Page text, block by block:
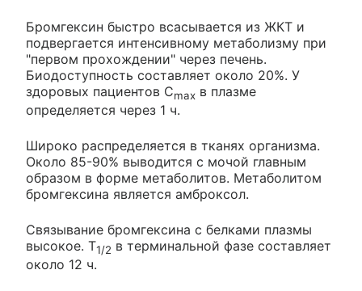
Бромгексин быстро всасывается из ЖКТ и
подвергается интенсивному метаболизму при
"первом прохождении" через печень.
Биодоступность составляет около 20%. У
здоровых пациентов Cmax в плазме
определяется через 1 ч.
Широко распределяется в тканях организма.
Около 85-90% выводится с мочой главным
образом в форме метаболитов. Метаболитом
бромгексина является амброксол.
Связывание бромгексина с белками плазмы
высокое. T1/2 в терминальной фазе составляет
около 12 ч.